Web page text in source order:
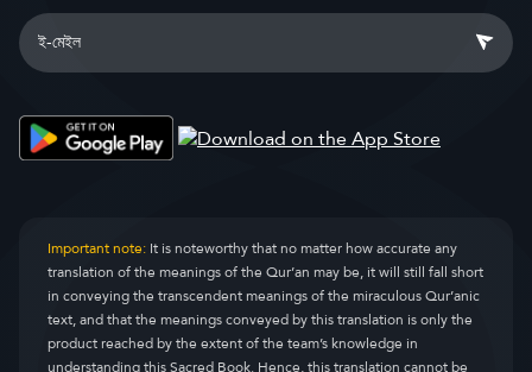
Important note:It is noteworthy that no matter how accurate any
translation of the meanings of the Qur’an may be, it will still fall short
in conveying the transcendent meanings of the miraculous Qur’anic
text, and that the meanings conveyed by this translation is only the
product reached by the extent of the team’s knowledge in